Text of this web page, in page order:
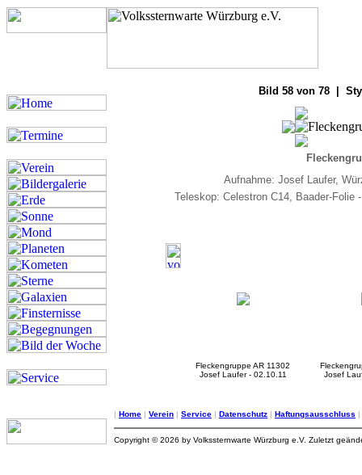
Bild 58 von 78 |
Aufnahme: Josef Laufer,
Teleskop: Celestron C14, Baader-Folie
Fleckengruppe AR 11302
Josef Laufer - 02.10.11
Josef
| Home | Verein | Service | Datenschutz | Haftungsausschluss |
Copyright © 2026 by Volkssternwarte Würzburg e.V. Zuletzt